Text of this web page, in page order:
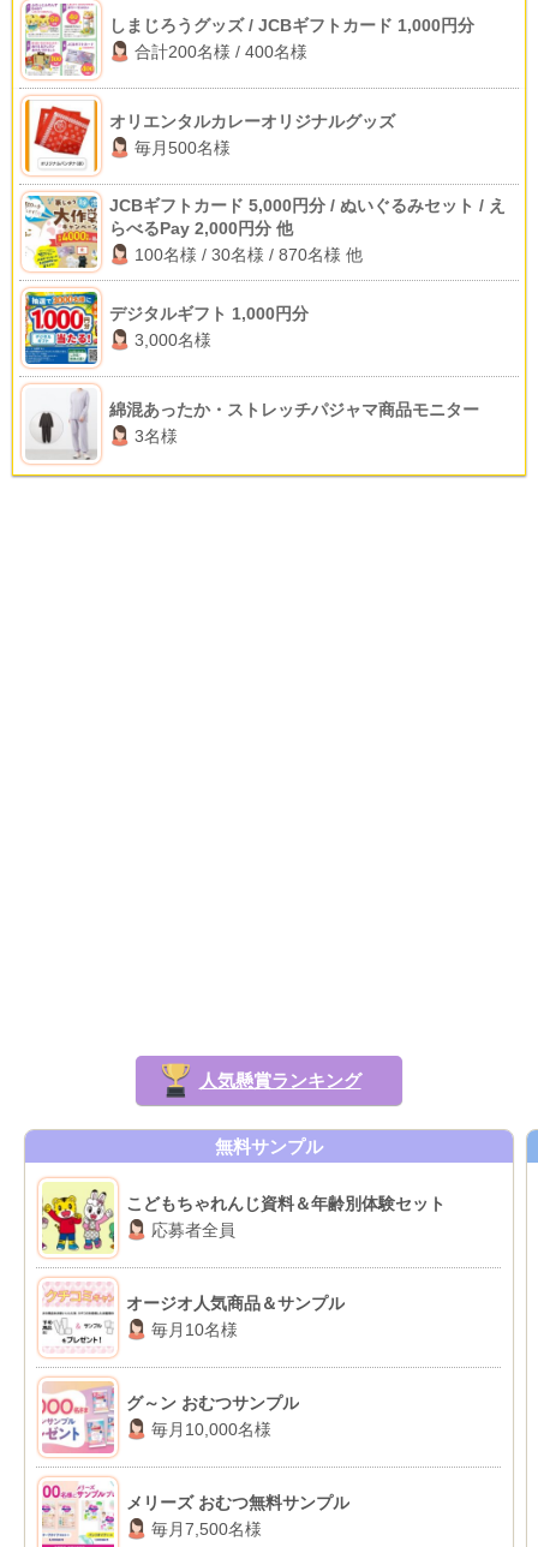
しまじろうグッズ / JCBギフトカード 1,000円分
合計200名様 / 400名様
オリエンタルカレーオリジナルグッズ
毎月500名様
JCBギフトカード 5,000円分 / ぬいぐるみセット / え
らべるPay 2,000円分 他
100名様 / 30名様 / 870名様 他
デジタルギフト 1,000円分
3,000名様
綿混あったか・ストレッチパジャマ商品モニター
3名様
人気懸賞ランキング
無料サンプル
こどもちゃれんじ資料＆年齢別体験セット
応募者全員
オージオ人気商品＆サンプル
毎月10名様
グ～ン おむつサンプル
毎月10,000名様
メリーズ おむつ無料サンプル
毎月7,500名様